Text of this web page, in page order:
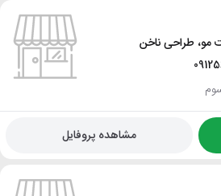
مو، طراحی ناخن
مشاهده پروفایل